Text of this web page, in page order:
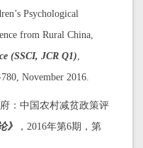
Psychological
from Rural China,
(SSCI, JCR Q1)
November 2016.
：中国农村减贫政策评
》
，2016年第6期，第